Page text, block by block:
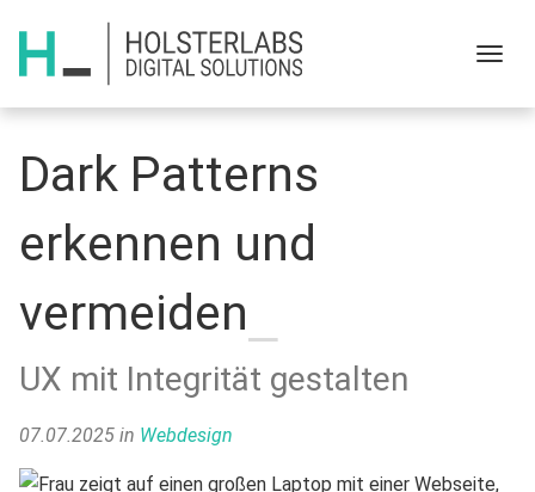
Menu
Dark Patterns
erkennen und
vermeiden
UX mit Integrität gestalten
07.07.2025 in Webdesign